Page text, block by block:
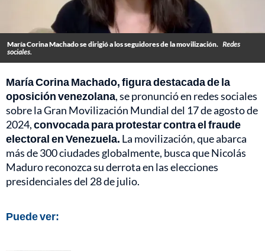
María Corina Machado se dirigió a los seguidores de la movilización. Redes
sociales.
María Corina Machado, figura destacada de la
oposición venezolana, se pronunció en redes sociales
sobre la Gran Movilización Mundial del 17 de agosto de
2024,convocada para protestar contra el fraude
electoral en Venezuela. La movilización, que abarca
más de 300 ciudades globalmente, busca que Nicolás
Maduro reconozca su derrota en las elecciones
presidenciales del 28 de julio.
Puede ver: